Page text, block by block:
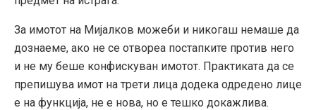
За имотот на Мијалков можеби и никогаш немаше да
дознаеме, ако не се отвореа постапките против него
и не му беше конфискуван имотот. Практиката да се
препишува имот на трети лица додека одредено лице
е на функција, не е нова, но е тешко докажлива.